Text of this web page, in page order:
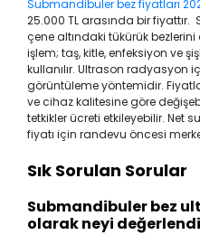
Submandibuler bez fiyatları
25.000 TL arasında bir
çene altındaki tükürük bezlerini
işlem; taş, kitle, enfeksiyon ve
kullanılır. Ultrason radyasyon
görüntüleme yöntemidir.
ve cihaz kalitesine göre
tetkikler ücreti etkileyebilir. Net
fiyatı için randevu öncesi
Sık Sorulan Sorular
Submandibuler bez
olarak neyi